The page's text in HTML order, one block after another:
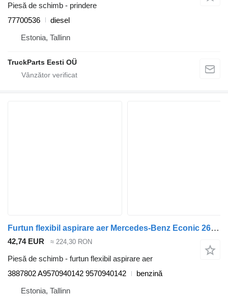
Piesă de schimb - prindere
77700536
diesel
Estonia, Tallinn
TruckParts Eesti OÜ
Furtun flexibil aspirare aer Mercedes-Benz Econic 2628 (01.98-) 3887802 pentru maşina de gunoi Mercedes-Benz Econic (1998-2014)
42,74 EUR ≈ 224,30 RON
Piesă de schimb - furtun flexibil aspirare aer
3887802 A9570940142 9570940142
benzină
Estonia, Tallinn